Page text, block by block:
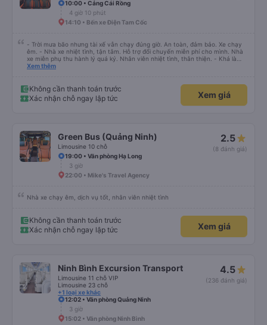
10:00 • Cảng Cái Rồng
4 giờ 10 phút
14:10 • Bến xe Điện Tam Cốc
- Trời mưa bão nhưng tài xế vẫn chạy đúng giờ. An toàn, đảm bảo. Xe chạy
êm. - Nhà xe nhiệt tình, tận tâm. Hỗ trợ đổi chuyến miễn phí cho mình. Nhà
xe miễn phụ thu hành lý quá ký. Nhân viên nhiệt tình, thân thiện. - Khá là
thích tài xế. Lái xe an toàn. Chu đáo, thân thiện, nhiệt tình. - Xe ngồi thoải
Xem thêm
Không cần thanh toán trước
Xác nhận chỗ ngay lập tức
Xem giá
Green Bus (Quảng Ninh)
Limousine 10 chỗ
2.5
(8 đánh giá)
19:00 • Văn phòng Hạ Long
3 giờ
22:00 • Mike's Travel Agency
Nhà xe chạy êm, dịch vụ tốt, nhân viên nhiệt tình
Không cần thanh toán trước
Xác nhận chỗ ngay lập tức
Xem giá
Ninh Bình Excursion Transport
Limousine 11 chỗ VIP
Limousine 23 chỗ
+1 loại xe khác
4.5
(236 đánh giá)
12:02 • Văn phòng Quảng Ninh
3 giờ
15:02 • Văn phòng Ninh Bình